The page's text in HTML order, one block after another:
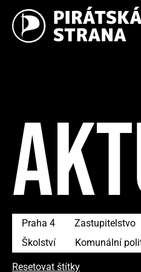
Praha 4 Zastupitelstvo
Školství
Komunální
Resetovat štítky